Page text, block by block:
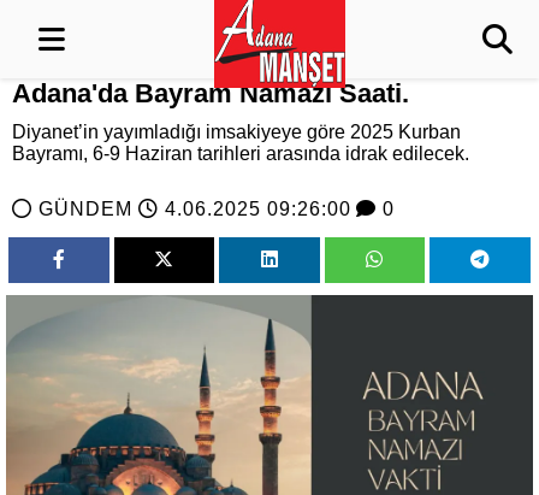
Adana'da Bayram Namazı Saati.
Diyanet’in yayımladığı imsakiyeye göre 2025 Kurban
Bayramı, 6-9 Haziran tarihleri arasında idrak edilecek.
GÜNDEM 4.06.2025 09:26:00 0